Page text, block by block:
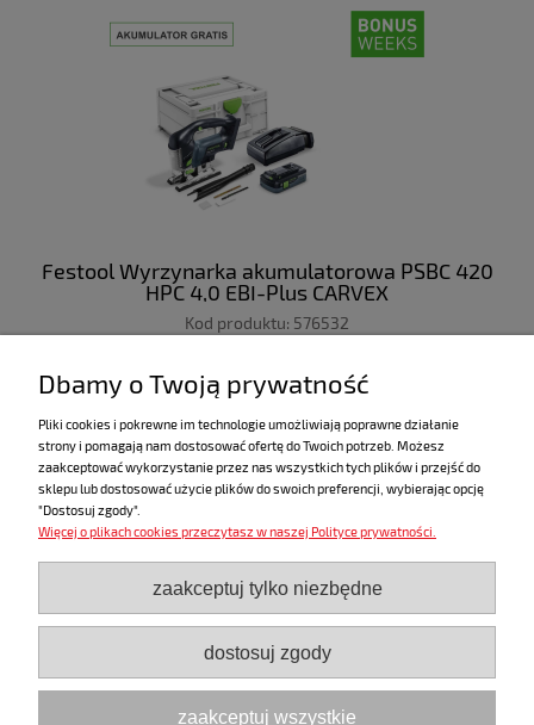
Festool Wyrzynarka akumulatorowa PSBC 420
HPC 4,0 EBI-Plus CARVEX
Kod produktu: 576532
« 1 2 3 4 5 ... 15
POMOC
MOJE KONTO
Dbamy o Twoją prywatność
Pliki cookies i pokrewne im technologie umożliwiają poprawne działanie
strony i pomagają nam dostosować ofertę do Twoich potrzeb. Możesz
zaakceptować wykorzystanie przez nas wszystkich tych plików i przejść do
sklepu lub dostosować użycie plików do swoich preferencji, wybierając opcję
"Dostosuj zgody".
Więcej o plikach cookies przeczytasz w naszej Polityce prywatności.
zaakceptuj tylko niezbędne
dostosuj zgody
zaakceptuj wszystkie